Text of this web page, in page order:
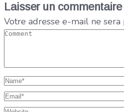
Laisser un commentaire
Votre adresse e-mail ne sera